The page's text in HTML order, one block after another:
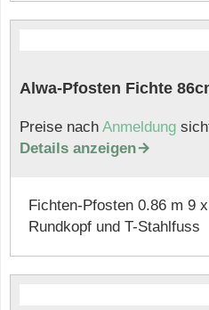
Alwa-Pfosten Fichte
Preise nach Anmeldung
Details anzeigen
Fichten-Pfosten 0.86 m 9
Rundkopf und T-Stahlfuss